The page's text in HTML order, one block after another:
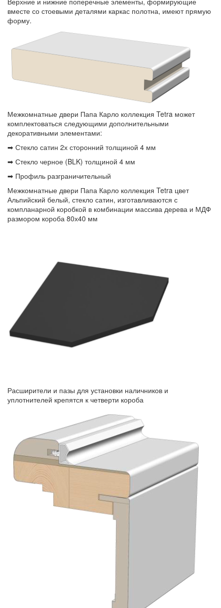
вместе со стоевыми деталями каркас полотна, имеют прямую
форму.
Межкомнатные двери Папа Карло коллекция Tetra может
комплектоваться следующими дополнительными
декоративными элементами:
➡ Стекло сатин 2х сторонний толщиной 4 мм
➡ Стекло черное (BLK) толщиной 4 мм
➡ Профиль разграничительный
Межкомнатные двери Папа Карло коллекция Tetra цвет
Альпийский белый, стекло сатин, изготавливаются с
компланарной коробкой в комбинации массива дерева и МДФ
размором короба 80х40 мм
Расширители и пазы для установки наличников и
уплотнителей крепятся к четверти короба